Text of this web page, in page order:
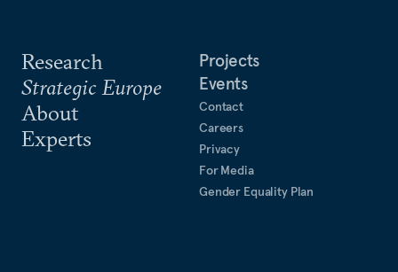
Research
Strategic Europe
About
Experts
Projects
Events
Contact
Careers
Privacy
For Media
Gender Equality Plan